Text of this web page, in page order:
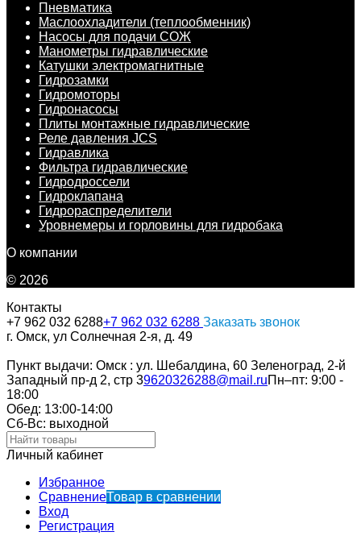
Пневматика
Маслоохладители (теплообменник)
Насосы для подачи СОЖ
Манометры гидравлические
Катушки электромагнитные
Гидрозамки
Гидромоторы
Гидронасосы
Плиты монтажные гидравлические
Реле давления JCS
Гидравлика
Фильтра гидравлические
Гидродроссели
Гидроклапана
Гидрораспределители
Уровнемеры и горловины для гидробака
О компании
© 2026
Контакты
+7 962 032 6288+7 962 032 6288 Заказать звонок
г. Омск, ул Солнечная 2-я, д. 49
Пункт выдачи: Омск : ул. Шебалдина, 60 Зеленоград, 2-й
Западный пр-д 2, стр 39620326288@mail.ruПн–пт: 9:00 -
18:00
Обед: 13:00-14:00
Cб-Вс: выходной
Личный кабинет
Избранное
СравнениеТовар в сравнении
Вход
Регистрация